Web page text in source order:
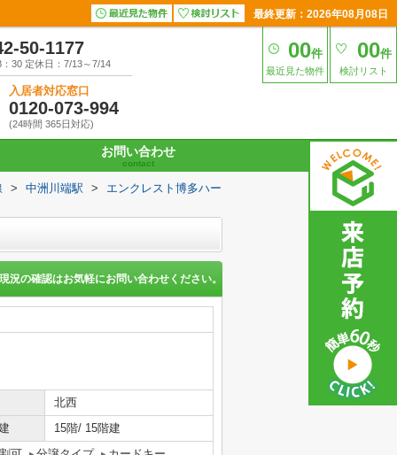
最終更新：2026年08月08日
50-1177
30 定休日：7/13～7/14
入居者対応窓口
0120-073-994
(24時間 365日対応)
00件
最近見た物件
00件
検討リスト
お問い合わせ
contact
> 中洲川端駅 >
エンクレスト博多ハー
現況の確認はお気軽にお問い合わせください。
北西
15階/ 15階建